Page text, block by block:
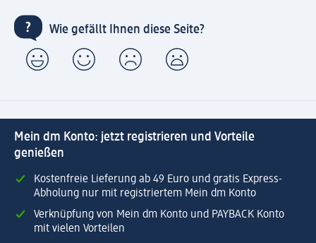
Wie gefällt Ihnen diese Seite?
Mein dm Konto: jetzt registrieren und Vorteile
genießen
Kostenfreie Lieferung ab 49 Euro und gratis Express-
Abholung nur mit registriertem Mein dm Konto
Verknüpfung von Mein dm Konto und PAYBACK Konto
mit vielen Vorteilen